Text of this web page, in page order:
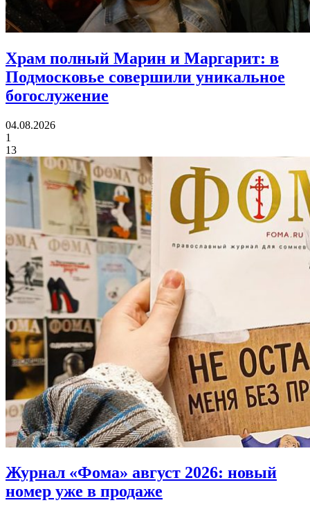
Храм полный Марин и Маргарит: в
Подмосковье совершили уникальное
богослужение
04.08.2026
1
13
Журнал «Фома» август 2026: новый
номер уже в продаже